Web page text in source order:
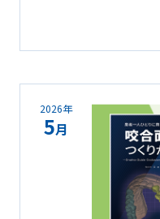
2026年
5月